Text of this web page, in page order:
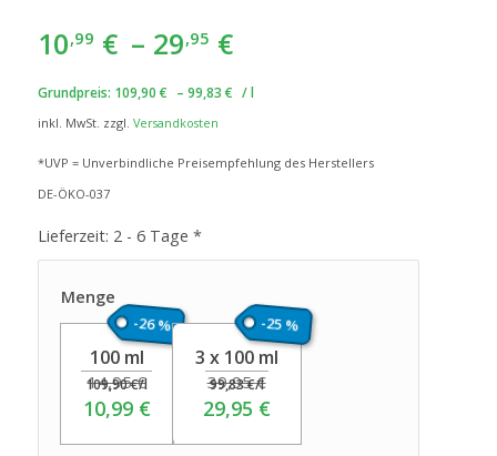
10,99 € – 29,95 €
Grundpreis: 109,90 € – 99,83 € /l
inkl. MwSt. zzgl. Versandkosten
*UVP = Unverbindliche Preisempfehlung des Herstellers
DE-ÖKO-037
Lieferzeit: 2 - 6 Tage *
Menge
100 ml
14,95€
10,99 €
109,90€/l
-26 %
3 x 100 ml
39,95€
29,95 €
99,83€/l
-25 %